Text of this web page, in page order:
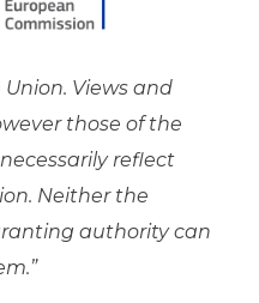
Views and
those of the
reflect
Neither the
authority can